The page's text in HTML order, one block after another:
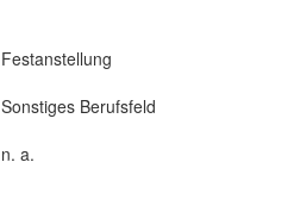
Festanstellung
Sonstiges Berufsfeld
n. a.